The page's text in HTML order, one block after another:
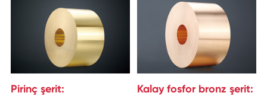
Pirinç şerit: Kalay fosfor bronz şerit: